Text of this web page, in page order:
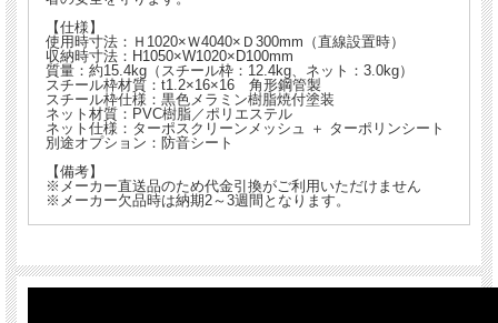
舗装修繕やマンホール高調整などで発生するはつりガラの飛散を防ぎます。
コンパクトに折りたたんで乗用車に積み込めます。
ジョイントが最大180°まで開くので、現場に合わせた形状に設置できます。（転倒
防止機構付き）
設置状態でも常に外側を目視できます。
視界を遮らず、作業者の安全を守ります。
【仕様】
使用時寸法：Ｈ1020×Ｗ4040×Ｄ300mm（直線設置時）
収納時寸法：H1050×W1020×D100mm
質量：約15.4kg（スチール枠：12.4kg、ネット：3.0kg）
スチール枠材質：t1.2×16×16 角形鋼管製
スチール枠仕様：黒色メラミン樹脂焼付塗装
ネット材質：PVC樹脂／ポリエステル
ネット仕様：ターポスクリーンメッシュ ＋ ターポリンシート
別途オプション：防音シート
【備考】
※メーカー直送品のため代金引換がご利用いただけません
※メーカー欠品時は納期2～3週間となります。